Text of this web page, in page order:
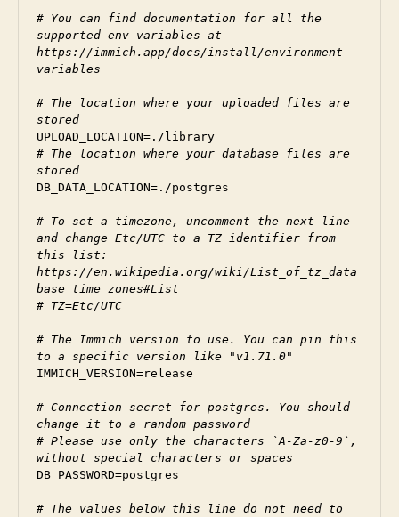
# You can find documentation for all the
supported env variables at
https://immich.app/docs/install/environment-
variables
# The location where your uploaded files are
stored
UPLOAD_LOCATION=./library
# The location where your database files are
stored
DB_DATA_LOCATION=./postgres
# To set a timezone, uncomment the next line
and change Etc/UTC to a TZ identifier from
this list:
https://en.wikipedia.org/wiki/List_of_tz_data
base_time_zones#List
# TZ=Etc/UTC
# The Immich version to use. You can pin this
to a specific version like "v1.71.0"
IMMICH_VERSION=release
# Connection secret for postgres. You should
change it to a random password
# Please use only the characters `A-Za-z0-9`,
without special characters or spaces
DB_PASSWORD=postgres
# The values below this line do not need to